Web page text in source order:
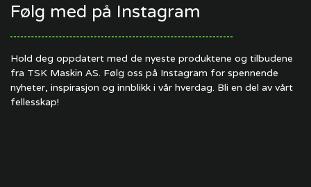
Følg med på Instagram
Hold deg oppdatert med de nyeste produktene og tilbudene
fra TSK Maskin AS. Følg oss på Instagram for spennende
nyheter, inspirasjon og innblikk i vår hverdag. Bli en del av vårt
fellesskap!